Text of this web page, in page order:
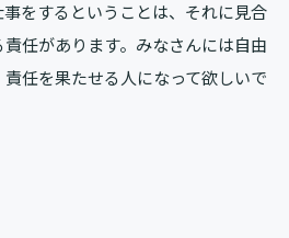
をするということは、それに見合
任があります。みなさんには自由
任を果たせる人になって欲しいで